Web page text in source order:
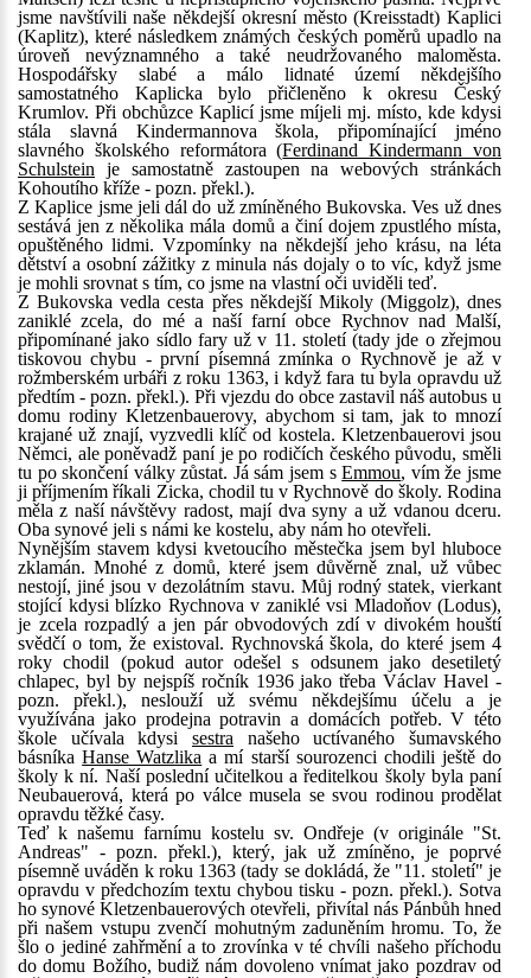
jsme navštívili naše někdejší okresní město (Kreisstadt) Kaplici
(Kaplitz), které následkem známých českých poměrů upadlo na
úroveň nevýznamného a také neudržovaného maloměsta.
Hospodářsky slabé a málo lidnaté území někdejšího
samostatného Kaplicka bylo přičleněno k okresu Český
Krumlov. Při obchůzce Kaplicí jsme míjeli mj. místo, kde kdysi
stála slavná Kindermannova škola, připomínající jméno
slavného školského reformátora (Ferdinand Kindermann von
Schulstein je samostatně zastoupen na webových stránkách
Kohoutího kříže - pozn. překl.).
Z Kaplice jsme jeli dál do už zmíněného Bukovska. Ves už dnes
sestává jen z několika mála domů a činí dojem zpustlého místa,
opuštěného lidmi. Vzpomínky na někdejší jeho krásu, na léta
dětství a osobní zážitky z minula nás dojaly o to víc, když jsme
je mohli srovnat s tím, co jsme na vlastní oči uviděli teď.
Z Bukovska vedla cesta přes někdejší Mikoly (Miggolz), dnes
zaniklé zcela, do mé a naší farní obce Rychnov nad Malší,
připomínané jako sídlo fary už v 11. století (tady jde o zřejmou
tiskovou chybu - první písemná zmínka o Rychnově je až v
rožmberském urbáři z roku 1363, i když fara tu byla opravdu už
předtím - pozn. překl.). Při vjezdu do obce zastavil náš autobus u
domu rodiny Kletzenbauerovy, abychom si tam, jak to mnozí
krajané už znají, vyzvedli klíč od kostela. Kletzenbauerovi jsou
Němci, ale poněvadž paní je po rodičích českého původu, směli
tu po skončení války zůstat. Já sám jsem sEmmou, vím že jsme
ji příjmením říkali Zicka, chodil tu v Rychnově do školy. Rodina
měla z naší návštěvy radost, mají dva syny a už vdanou dceru.
Oba synové jeli s námi ke kostelu, aby nám ho otevřeli.
Nynějším stavem kdysi kvetoucího městečka jsem byl hluboce
zklamán. Mnohé z domů, které jsem důvěrně znal, už vůbec
nestojí, jiné jsou v dezolátním stavu. Můj rodný statek, vierkant
stojící kdysi blízko Rychnova v zaniklé vsi Mladoňov (Lodus),
je zcela rozpadlý a jen pár obvodových zdí v divokém houští
svědčí o tom, že existoval. Rychnovská škola, do které jsem 4
roky chodil (pokud autor odešel s odsunem jako desetiletý
chlapec, byl by nejspíš ročník 1936 jako třeba Václav Havel -
pozn. překl.), neslouží už svému někdejšímu účelu a je
využívána jako prodejna potravin a domácích potřeb. V této
škole učívala kdysi sestra našeho uctívaného šumavského
básníkaHanse Watzlika a mí starší sourozenci chodili ještě do
školy k ní. Naší poslední učitelkou a ředitelkou školy byla paní
Neubauerová, která po válce musela se svou rodinou prodělat
opravdu těžké časy.
Teď k našemu farnímu kostelu sv. Ondřeje (v originále "St.
Andreas" - pozn. překl.), který, jak už zmíněno, je poprvé
písemně uváděn k roku 1363 (tady se dokládá, že "11. století" je
opravdu v předchozím textu chybou tisku - pozn. překl.). Sotva
ho synové Kletzenbauerových otevřeli, přivítal nás Pánbůh hned
při našem vstupu zvenčí mohutným zaduněním hromu. To, že
šlo o jediné zahřmění a to zrovínka v té chvíli našeho příchodu
do domu Božího, budiž nám dovoleno vnímat jako pozdrav od